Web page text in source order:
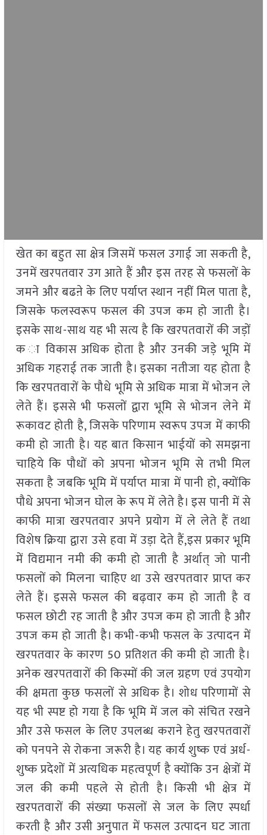
खेत का बहुत सा क्षेत्र जिसमें फसल उगाई जा सकती है,
उनमें खरपतवार उग आते हैं और इस तरह से फसलों के
जमने और बढऩे के लिए पर्याप्त स्थान नहीं मिल पाता है,
जिसके फलस्वरूप फसल की उपज कम हो जाती है।
इसके साथ-साथ यह भी सत्य है कि खरपतवारों की जड़ों
क ा विकास अधिक होता है और उनकी जड़े भूमि में
अधिक गहराई तक जाती है। इसका नतीजा यह होता है
कि खरपतवारों के पौधे भूमि से अधिक मात्रा में भोजन ले
लेते हैं। इससे भी फसलों द्वारा भूमि से भोजन लेने में
रूकावट होती है, जिसके परिणाम स्वरूप उपज में काफी
कमी हो जाती है। यह बात किसान भाईयों को समझना
चाहिये कि पौधों को अपना भोजन भूमि से तभी मिल
सकता है जबकि भूमि में पर्याप्त मात्रा में पानी हो, क्योंकि
पौधे अपना भोजन घोल के रूप में लेते है। इस पानी में से
काफी मात्रा खरपतवार अपने प्रयोग में ले लेते हैं तथा
विशेष क्रिया द्वारा उसे हवा में उड़ा देते हैं,इस प्रकार भूमि
में विद्यमान नमी की कमी हो जाती है अर्थात् जो पानी
फसलों को मिलना चाहिए था उसे खरपतवार प्राप्त कर
लेते हैं। इससे फसल की बढ़वार कम हो जाती है व
फसल छोटी रह जाती है और उपज कम हो जाती है और
उपज कम हो जाती है। कभी-कभी फसल के उत्पादन में
खरपतवार के कारण 50 प्रतिशत की कमी हो जाती है।
अनेक खरपतवारों की किस्मों की जल ग्रहण एवं उपयोग
की क्षमता कुछ फसलों से अधिक है। शोध परिणामों से
यह भी स्पष्ट हो गया है कि भूमि में जल को संचित रखने
और उसे फसल के लिए उपलब्ध कराने हेतु खरपतवारों
को पनपने से रोकना जरूरी है। यह कार्य शुष्क एवं अर्ध-
शुष्क प्रदेशों में अत्यधिक महत्वपूर्ण है क्योंकि उन क्षेत्रों में
जल की कमी पहले से होती है। किसी भी क्षेत्र में
खरपतवारों की संख्या फसलों से जल के लिए स्पर्धा
करती है और उसी अनुपात में फसल उत्पादन घट जाता